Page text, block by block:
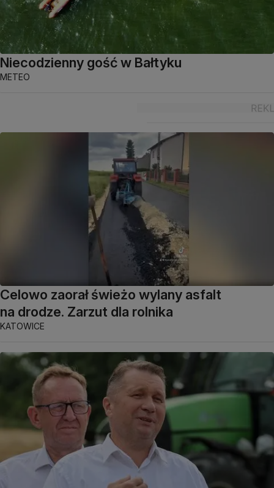
Niecodzienny gość w Bałtyku
METEO
Celowo zaorał świeżo wylany asfalt
na drodze. Zarzut dla rolnika
KATOWICE